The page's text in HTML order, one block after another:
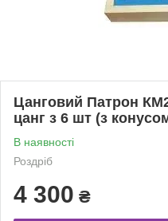
Цанговий Патрон
цанг з 6 шт (з
В наявності
Роздріб
4 300 ₴